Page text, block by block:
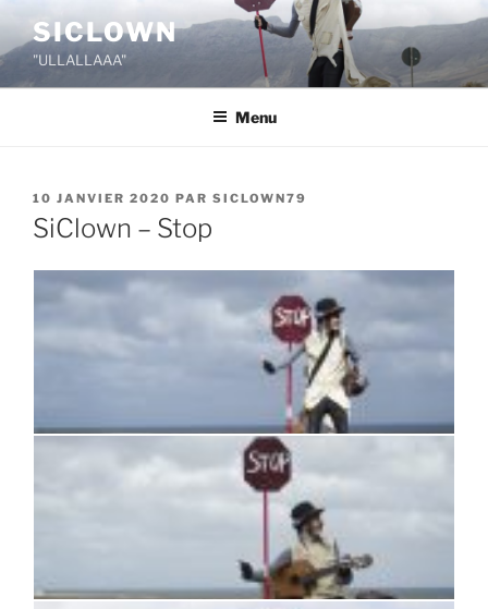
contenu
principal
SICLOWN
"ULLALLAAA"
Menu
PUBLIÉ
LE
10 JANVIER 2020 PAR SICLOWN79
SiClown – Stop